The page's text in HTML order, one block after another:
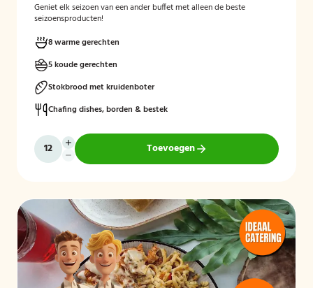
Geniet elk seizoen van een ander buffet met alleen de beste
seizoensproducten!
8 warme gerechten
5 koude gerechten
Stokbrood met kruidenboter
Chafing dishes, borden & bestek
Toevoegen